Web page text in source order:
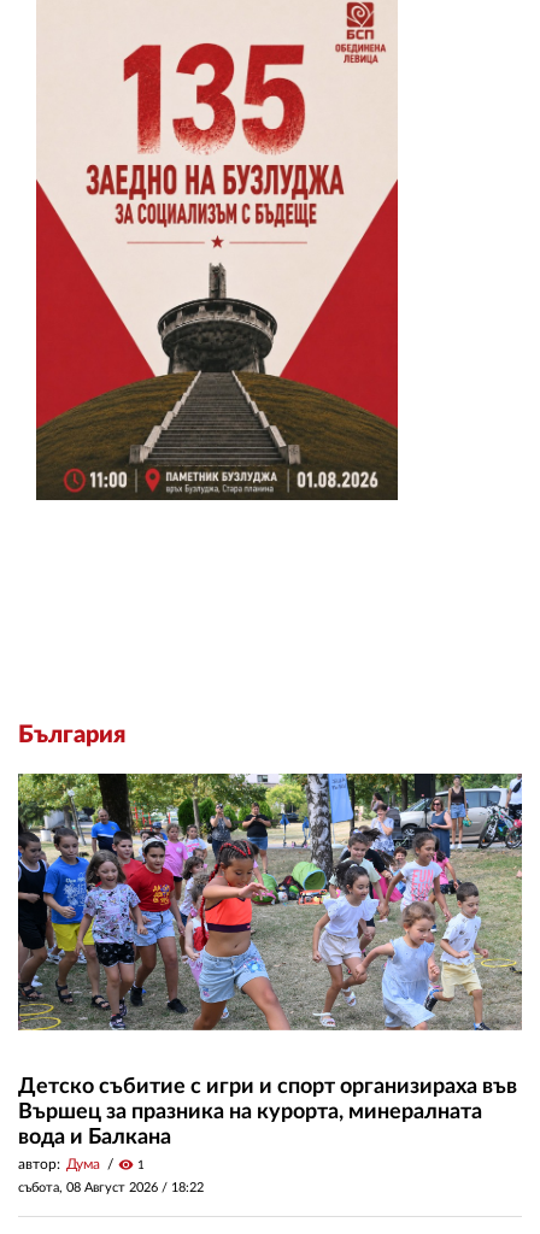
България
Детско събитие с игри и спорт организираха във
Вършец за празника на курорта, минералната
вода и Балкана
автор: Дума visibility 1
събота, 08 Август 2026 / 18:22